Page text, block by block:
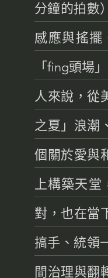
分鐘的拍數
感應與搖
「fing頭場
人來說，從
之夏」浪潮
個關於愛與
上構築天
對，也在當
搞手、統領
間治理與翻